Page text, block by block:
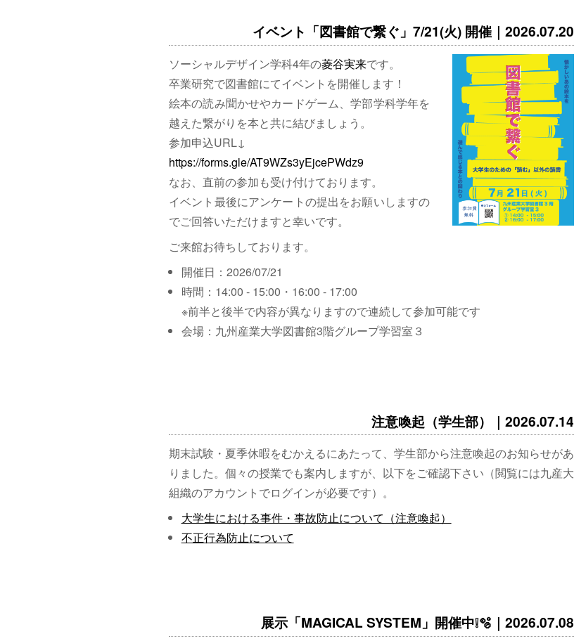
イベント「図書館で繋ぐ」7/21(火) 開催｜2026.07.20
ソーシャルデザイン学科4年の菱谷実来です。
卒業研究で図書館にてイベントを開催します！
絵本の読み聞かせやカードゲーム、学部学科学年を
越えた繋がりを本と共に結びましょう。
参加申込URL↓
https://forms.gle/AT9WZs3yEjcePWdz9
なお、直前の参加も受け付けております。
イベント最後にアンケートの提出をお願いしますの
でご回答いただけますと幸いです。
ご来館お待ちしております。
開催日：2026/07/21
時間：14:00 - 15:00・16:00 - 17:00
※前半と後半で内容が異なりますので連続して参加可能です
会場：九州産業大学図書館3階グループ学習室３
注意喚起（学生部）｜2026.07.14
期末試験・夏季休暇をむかえるにあたって、学生部から注意喚起のお知らせがあ
りました。個々の授業でも案内しますが、以下をご確認下さい（閲覧には九産大
組織のアカウントでログインが必要です）。
大学生における事件・事故防止について（注意喚起）
不正行為防止について
展示「MAGICAL SYSTEM」開催中❕🫧｜2026.07.08